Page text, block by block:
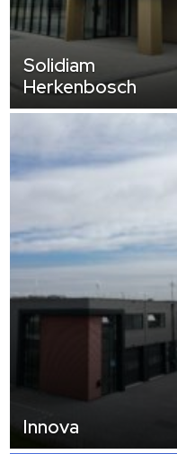
Solidiam
Herkenbosch
Innova